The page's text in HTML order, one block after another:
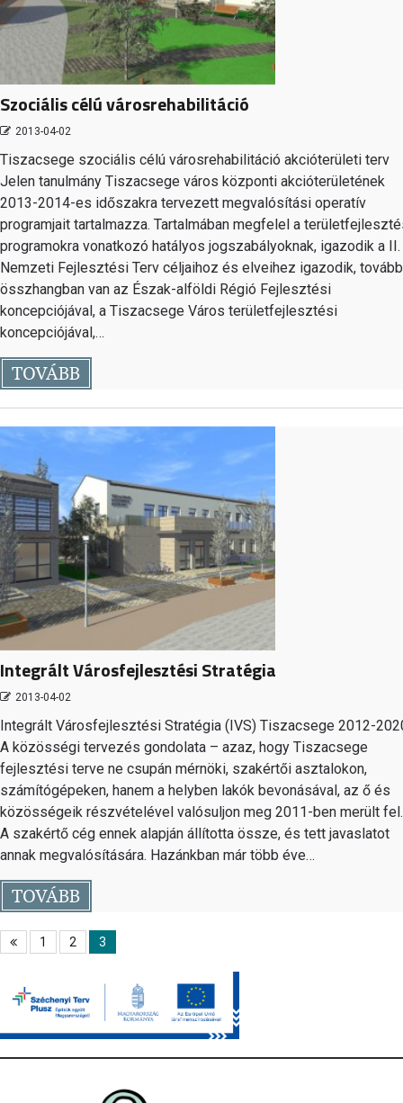
Szociális célú városrehabilitáció
2013-04-02
Tiszacsege szociális célú városrehabilitáció akcióterületi terv
Jelen tanulmány Tiszacsege város központi akcióterületének
2013-2014-es időszakra tervezett megvalósítási operatív
programjait tartalmazza. Tartalmában megfelel a
programokra vonatkozó hatályos jogszabályoknak, igazodik a II.
Nemzeti Fejlesztési Terv céljaihoz és elveihez igazodik,
összhangban van az Észak-alföldi Régió Fejlesztési
koncepciójával, a Tiszacsege Város területfejlesztési
koncepciójával,…
TOVÁBB
Integrált Városfejlesztési Stratégia
2013-04-02
Integrált Városfejlesztési Stratégia (IVS) Tiszacsege 2012-
A közösségi tervezés gondolata – azaz, hogy Tiszacsege
fejlesztési terve ne csupán mérnöki, szakértői asztalokon,
számítógépeken, hanem a helyben lakók bevonásával, az ő és
közösségeik részvételével valósuljon meg 2011-ben merült fel.
A szakértő cég ennek alapján állította össze, és tett javaslatot
annak megvalósítására. Hazánkban már több éve…
TOVÁBB
1 2 3